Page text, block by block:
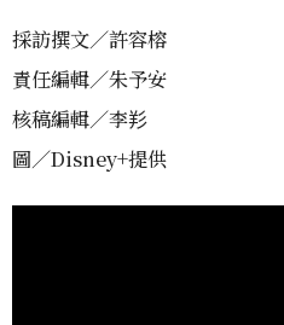
採訪撰文／許容榕
責任編輯／朱予安
核稿編輯／李羏
圖／Disney+提供